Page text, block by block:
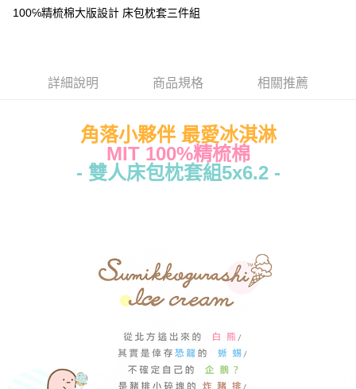
ATM付款
全家★依產品說明
7-11★依產品說明
每筆NT$60，滿NT$699(含以上)免運費
100℅精梳棉大版設計 床包枕套三件組
詳細說明 商品規格 相關推薦
角落小夥伴 最愛冰淇淋
MIT 100%精梳棉
- 雙人床包枕套組5x6.2 -